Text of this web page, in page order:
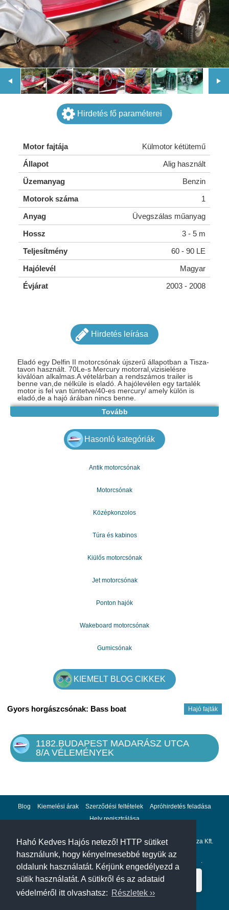
Hahó Kedves Hajós netező! HTTP sütiket
használunk, hogy kényelmesebbé tegyük az
oldalunk használatát. Kérjünk engedélyezd a
sütik használatát. A sütikről és az adataid
védelméről itt olvashatsz: Részletek ››
Hirdetés fő paraméterei
Motor fajtája
Külmotor kétütemű
Állapot
Alig használt
Üzemanyag
Benzin
Motorok száma
1
Anyag
Üvegszálas műanyag
Hossz
3 - 5 m
Teljesítmény
60 - 90 LE
Hajólevél
Magyar
Évjárat
2003 - 2008
Hirdetés leírása
Eladó egy Delfin II motorcsónak újszerű állapotban a Tisza-
tavon használt. 70Le-s Mercury motorral,vizisielésre
kiválóan alkalmas.A vételárban a rendszámos trailer is
benne van,de nélküle is eladó. A hajólevélen egy tartalék
motor is fel van tüntetve/40-es mercury/ amely külön is
eladó,de a hajó árában nincs benne.
Tovább
Hasonló kategóriák
Antik motorcsónak
Motorcsónak
Középkonzolos
Túra és kabinos
Kiülős motorcsónak
Jet motorcsónak
Ponton hajók
Wakeboard motorcsónak
Gumicsónak
KIEMELT BLOG CIKKEK
Hajó fajták
Gyors horgászcsónak: Bass boat
1182.BUDAPEST MADARÁSZ UTCA
8/A VÉLEMÉNYEK
Blog Kiemelési árak Szerződési feltételek
Apróhirdetés feladása
Hely regisztrálása
Adatvédelem Impresszum A hahohajo.hu kiadója a GlobalPlaza Kft.
A hahohajo.hu online bankkártyás fizetési partnere az .